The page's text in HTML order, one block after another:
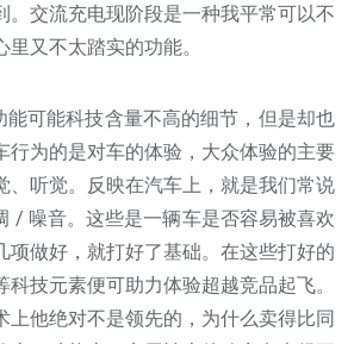
。交流充电现阶段是一种我平常可以不
又不太踏实的功能。
可能科技含量不高的细节，但是却也
行为的是对车的体验，大众体验的主要
、听觉。反映在汽车上，就是我们常说
/ 噪音。这些是一辆车是否容易被喜欢
项做好，就打好了基础。在这些打好的
技元素便可助力体验超越竞品起飞。
上他绝对不是领先的，为什么卖得比同